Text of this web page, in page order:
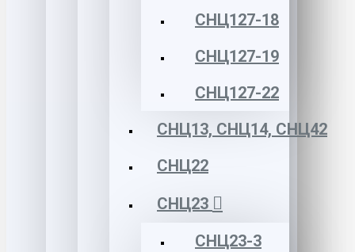
СНЦ127-18
СНЦ127-19
СНЦ127-22
СНЦ13, СНЦ14, СНЦ42
СНЦ22
СНЦ23
СНЦ23-3